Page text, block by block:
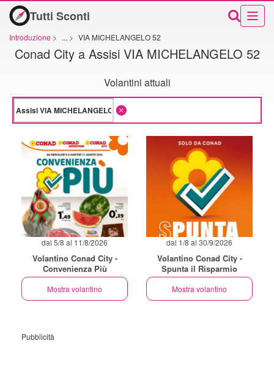
Tutti Sconti
Introduzione > ... > VIA MICHELANGELO 52
Conad City a Assisi VIA MICHELANGELO 52
Volantini attuali
dal 5/8 al 11/8/2026
Volantino Conad City -
Convenienza Più
Mostra volantino
dal 1/8 al 30/9/2026
Volantino Conad City -
Spunta il Risparmio
Mostra volantino
Pubblicità